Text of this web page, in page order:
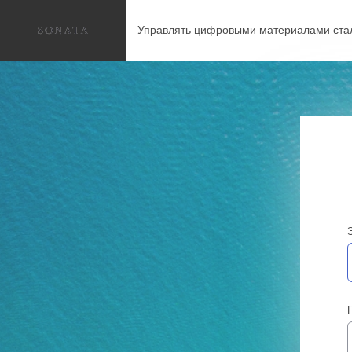
Управлять цифровыми материалами